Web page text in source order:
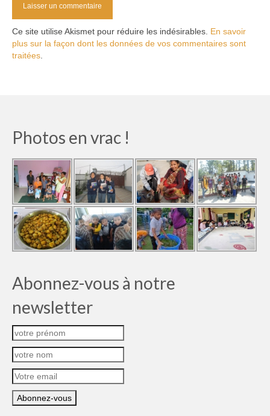
Ce site utilise Akismet pour réduire les indésirables. En savoir
plus sur la façon dont les données de vos commentaires sont
traitées
Photos en vrac !
Abonnez-vous à notre
newsletter